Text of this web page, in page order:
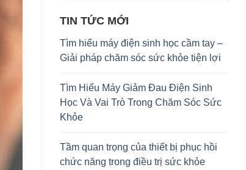
TIN TỨC MỚI
Tìm hiểu máy điện sinh học cầm tay –
Giải pháp chăm sóc sức khỏe tiện lợi
Tìm Hiểu Máy Giảm Đau Điện Sinh
Học Và Vai Trò Trong Chăm Sóc Sức
Khỏe
Tầm quan trọng của thiết bị phục hồi
chức năng trong điều trị sức khỏe